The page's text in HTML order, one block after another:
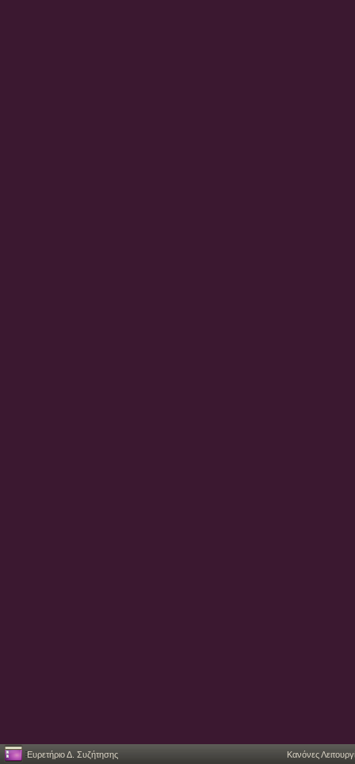
Ευρετήριο Δ. Συζήτησης Κανόνες